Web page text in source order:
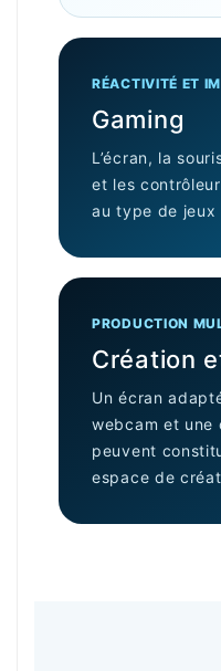
RÉACTIVITÉ ET
Gaming
L’écran, la
et les
au type de jeux
PRODUCTION
Création
Un écran
webcam et une
peuvent
espace de